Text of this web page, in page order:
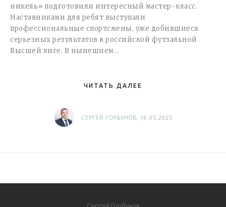
никель» подготовили интересный мастер-класс.
Наставниками для ребят выступали
профессиональные спортсмены, уже добившиеся
серьезных результатов в российской футзальной
Высшей лиге. В нынешнем…
ЧИТАТЬ ДАЛЕЕ
СЕРГЕЙ ГОРБУНОВ, 16.05.2025
Сергей Горбунов